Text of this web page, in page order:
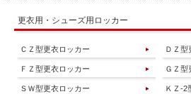
更衣用・シューズ用ロッカー
ＣＺ型更衣ロッカー
ＦＺ型更衣ロッカー
ＳＷ型更衣ロッカー
ＤＺ型
ＧＺ型
ＫＺ-2